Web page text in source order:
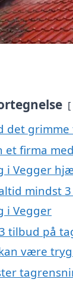
det grimme
et firma
i Vegger
mindst
i Vegger
tilbud på
være